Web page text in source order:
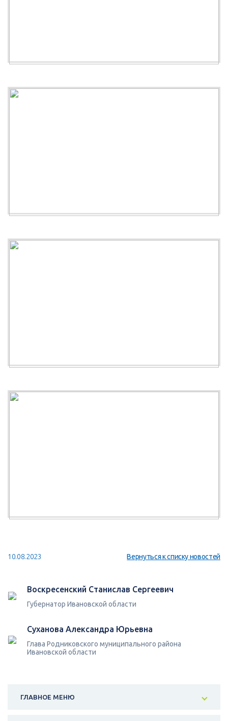
10.08.2023 Вернуться к списку новостей
Воскресенский Станислав Сергеевич
Губернатор Ивановской области
Суханова Александра Юрьевна
Глава Родниковского муниципального района
Ивановской области
ГЛАВНОЕ МЕНЮ